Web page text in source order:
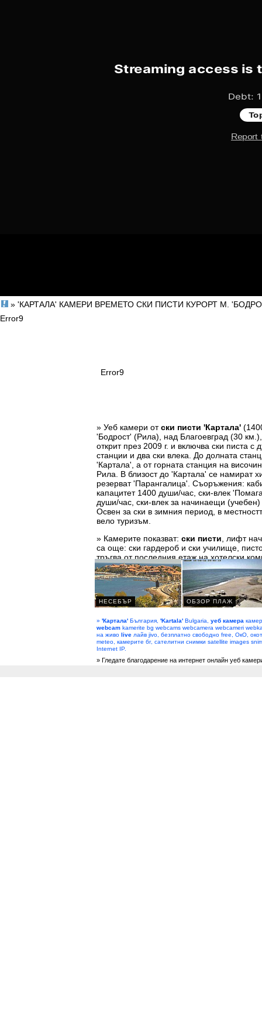
» 'КАРТАЛА' КАМЕРИ ВРЕМЕТО СКИ ПИСТИ КУРОРТ М.
Error9
Error9
» Уеб камери отски писти 'Картала'
'Бодрост' (Рила), над Благоевград (30
открит през 2009 г. и включва ски пистa
станции и два ски влека. До долната
'Картала', а от горната станция на
Рила. В близост до 'Картала' се намират
резерват 'Парангалица'. Съоръжения:
капацитет 1400 души/час, ски-влек
души/час, ски-влек за начинаещи
Освен за ски в зимния период, в
вело туризъм.
» Камерите показват: ски писти , лифт
са още: ски гардероб и ски училище,
тръгва от последния етаж на хотелски
» 'Картала' България, 'Kartala' Bulgaria, уеб камера
webcam kamerite bg webcams webcamera webcameri
на живо live лайв jivo, безплатно свободно free, ОкО,
meteo, камерите бг, сателитни снимки satellite images
Internet IP.
» Гледате благодарение на интернет онлайн уеб